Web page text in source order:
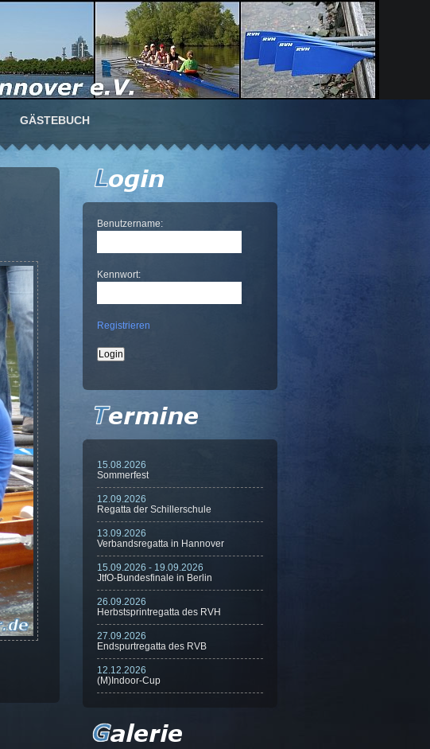
GÄSTEBUCH
Benutzername:
Kennwort:
Registrieren
15.08.2026
Sommerfest
12.09.2026
Regatta der Schillerschule
13.09.2026
Verbandsregatta in Hannover
15.09.2026 - 19.09.2026
JtfO-Bundesfinale in Berlin
26.09.2026
Herbstsprintregatta des RVH
27.09.2026
Endspurtregatta des RVB
12.12.2026
(M)Indoor-Cup